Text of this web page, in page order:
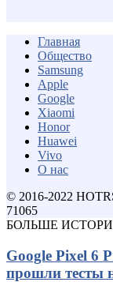
Главная
Общество
Samsung
Apple
Google
Xiaomi
Honor
Huawei
Vivo
О нас
© 2016-2022
71065
БОЛЬШЕ
Google Pixel 6
прошли тесты